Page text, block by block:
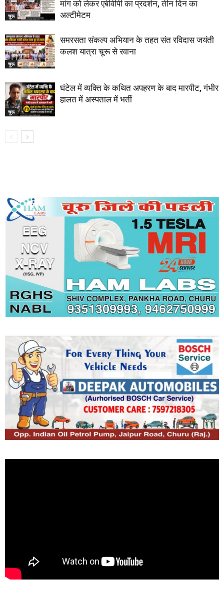
चूरू
मांग को लेकर एबीवीपी का प्रदर्शन, तीन दिन का
अल्टीमेटम
चूरू
समरसता संकल्प अभियान के तहत संत रविदास जयंती
कलश यात्रा चूरू से रवाना
चूरू
घंटेल में व्यक्ति के कथित अपहरण के बाद मारपीट, गंभीर
हालत में अस्पताल में भर्ती